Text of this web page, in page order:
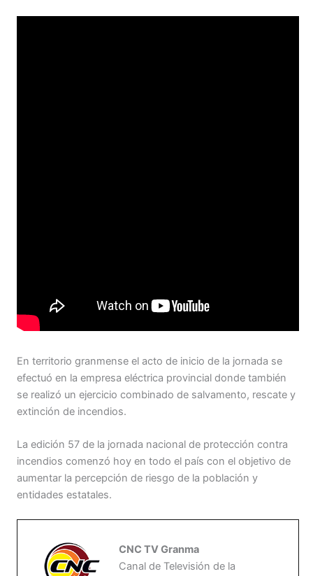
En territorio granmense el acto de inicio de la jornada se
efectuó en la empresa eléctrica provincial donde también
se realizó un ejercicio combinado de salvamento, rescate y
extinción de incendios.
La edición 57 de la jornada nacional de protección contra
incendios comenzó hoy en todo el país con el objetivo de
aumentar la percepción de riesgo de la población y
entidades estatales.
CNC TV Granma
Canal de Televisión de la